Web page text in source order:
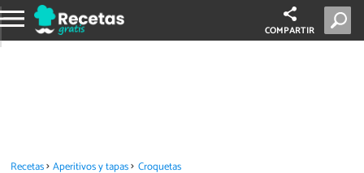
COMPARTIR
Recetas Aperitivos y tapas Croquetas